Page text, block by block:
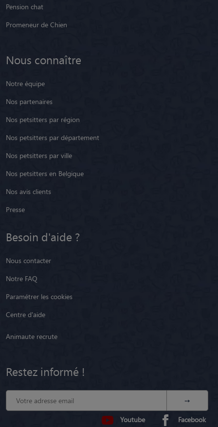
Pension chat
Promeneur de Chien
Nous connaître
Notre équipe
Nos partenaires
Nos petsitters par région
Nos petsitters par département
Nos petsitters par ville
Nos petsitters en Belgique
Nos avis clients
Presse
Besoin d'aide ?
Nous contacter
Notre FAQ
Paramétrer les cookies
Centre d'aide
Animaute recrute
Restez informé !
Youtube Facebook